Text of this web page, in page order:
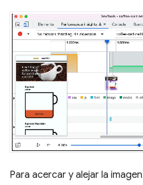
Para acercar y alejar la